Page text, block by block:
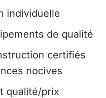
individuelle
de qualité
certifiés
nocives
qualité/prix